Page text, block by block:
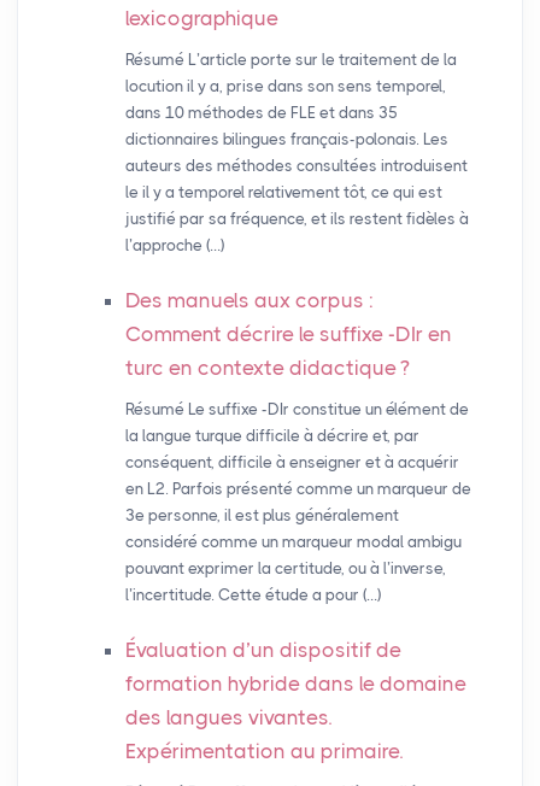
lexicographique
Résumé L’article porte sur le traitement de la
locution il y a, prise dans son sens temporel,
dans 10 méthodes de FLE et dans 35
dictionnaires bilingues français-polonais. Les
auteurs des méthodes consultées introduisent
le il y a temporel relativement tôt, ce qui est
justifié par sa fréquence, et ils restent fidèles à
l’approche (…)
Des manuels aux corpus :
Comment décrire le suffixe -DIr en
turc en contexte didactique?
Résumé Le suffixe -DIr constitue un élément de
la langue turque difficile à décrire et, par
conséquent, difficile à enseigner et à acquérir
en L2. Parfois présenté comme un marqueur de
3e personne, il est plus généralement
considéré comme un marqueur modal ambigu
pouvant exprimer la certitude, ou à l’inverse,
l’incertitude. Cette étude a pour (…)
Évaluation d’un dispositif de
formation hybride dans le domaine
des langues vivantes.
Expérimentation au primaire.